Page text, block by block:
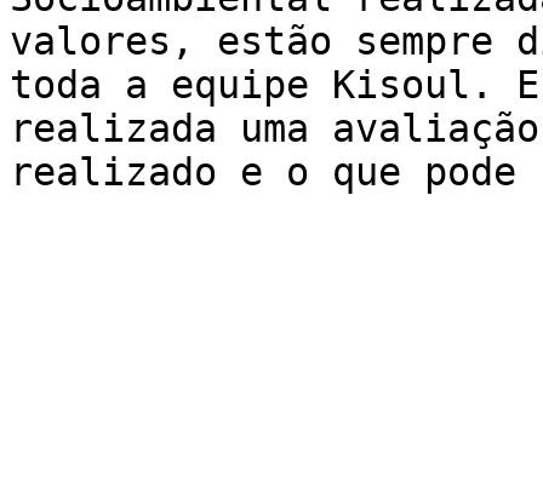
valores, estão sempre
toda a equipe Kisoul.
realizada uma